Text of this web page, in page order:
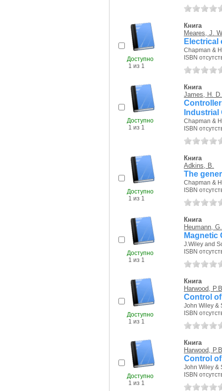
Доступно
1 из 1
Книга
Meares, J.
Electrical
Chapman &
ISBN
Доступно
1 из 1
Книга
James, H. D.
Industrial
Chapman &
ISBN
Доступно
1 из 1
Книга
Adkins, B.
The
Chapman &
ISBN
Доступно
1 из 1
Книга
Heumann,
Magnetic
J.Wiley and
ISBN
Доступно
1 из 1
Книга
Harwood,
Control
John Wiley &
ISBN
Доступно
1 из 1
Книга
Harwood,
Сontrol
John Wiley &
ISBN